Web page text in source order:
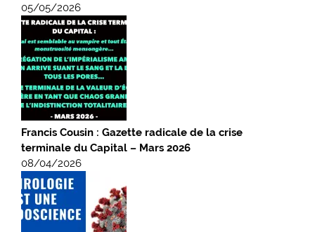
05/05/2026
Francis Cousin : Gazette radicale de la crise
terminale du Capital – Mars 2026
08/04/2026